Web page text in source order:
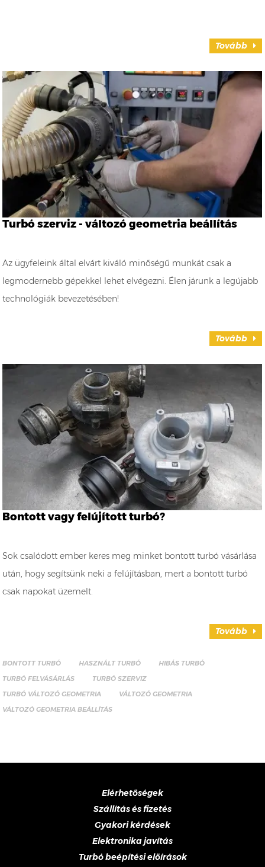
Tovább
Turbó szerviz - változó geometria beállítás
Az ügyfeleink által elvárt kiváló minőségű munkát csak a
legmodernebb gépekkel lehet elvégezni. Élen járunk a legújabb
technológiák bevezetésében!
Tovább
Bontott vagy felújított turbó?
Sok csalódott ember keres meg minket bontott turbó vásárlása
után, hogy segítsünk neki a felújításban, mert a bontott turbó
csak napokat üzemelt.
Tovább
BONTOTT TURBÓ HASZNÁLT TURBÓ
HIBÁS TURBÓ
TURBÓ FELVÁSÁRLÁS
TURBÓ SZERVIZ
TURBÓ VÁLTOZÓ GEOMETRIA
VÁLTOZÓ GEOMETRIA
VÁLTOZÓ GEOMETRIA BEÁLLÍTÁS
Elérhetőségek
Szállítás és fizetés
Gyakori kérdések
Elektronika javítás
Turbó beépítési előírások